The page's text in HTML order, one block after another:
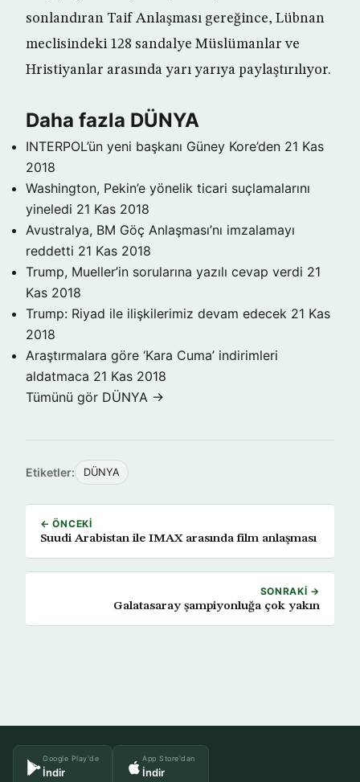
sonlandıran Taif Anlaşması gereğince, Lübnan
meclisindeki 128 sandalye Müslümanlar ve
Hristiyanlar arasında yarı yarıya paylaştırılıyor.
Daha fazla DÜNYA
INTERPOL’ün yeni başkanı Güney Kore’den 21 Kas
2018
Washington, Pekin’e yönelik ticari suçlamalarını
yineledi 21 Kas 2018
Avustralya, BM Göç Anlaşması’nı imzalamayı
reddetti 21 Kas 2018
Trump, Mueller’in sorularına yazılı cevap verdi 21
Kas 2018
Trump: Riyad ile ilişkilerimiz devam edecek 21 Kas
2018
Araştırmalara göre ‘Kara Cuma’ indirimleri
aldatmaca 21 Kas 2018
Tümünü gör DÜNYA →
Etiketler: DÜNYA
← ÖNCEKI
Suudi Arabistan ile IMAX arasında film anlaşması
SONRAKI →
Galatasaray şampiyonluğa çok yakın
Google Play'de
İndir
App Store'dan
İndir